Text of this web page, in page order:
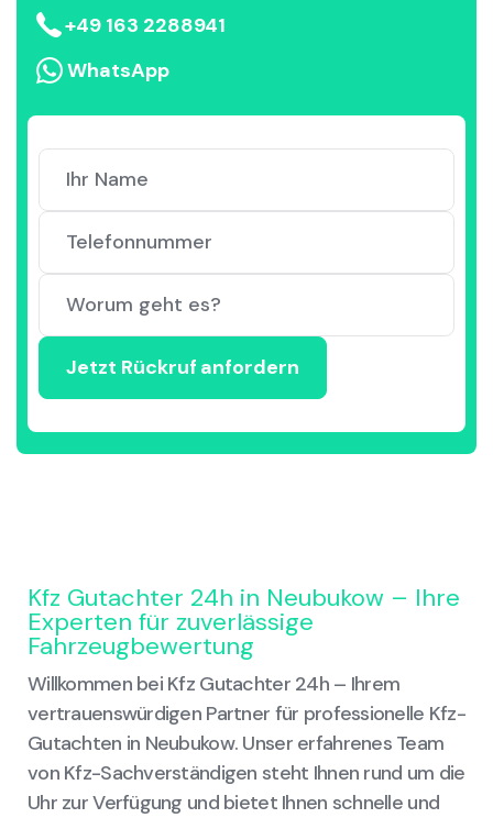
+49 163 2288941
WhatsApp
Kfz Gutachter 24h in Neubukow – Ihre
Experten für zuverlässige
Fahrzeugbewertung
Willkommen bei Kfz Gutachter 24h – Ihrem
vertrauenswürdigen Partner für professionelle Kfz-
Gutachten in Neubukow. Unser erfahrenes Team
von Kfz-Sachverständigen steht Ihnen rund um die
Uhr zur Verfügung und bietet Ihnen schnelle und